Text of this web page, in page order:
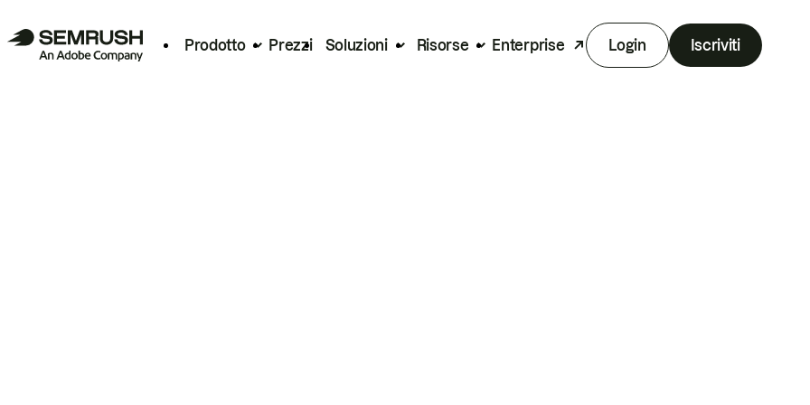
Prodotto Prezzi Soluzioni Risorse Enterprise Login Iscriviti